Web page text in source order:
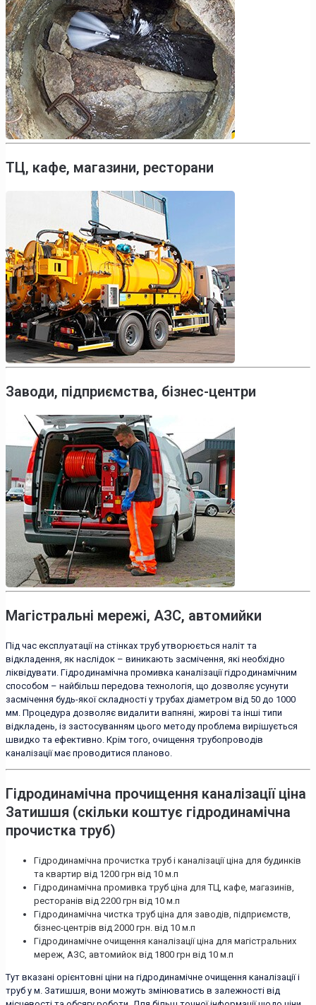
ТЦ, кафе, магазини, ресторани
Заводи, підприємства, бізнес-центри
Магістральні мережі, АЗС, автомийки
Під час експлуатації на стінках труб утворюється наліт та
відкладення, як наслідок – виникають засмічення, які необхідно
ліквідувати. Гідродинамічна промивка каналізації гідродинамічним
способом – найбільш передова технологія, що дозволяє усунути
засмічення будь-якої складності у трубах діаметром від 50 до 1000
мм. Процедура дозволяє видалити вапняні, жирові та інші типи
відкладень, із застосуванням цього методу проблема вирішується
швидко та ефективно. Крім того, очищення трубопроводів
каналізації має проводитися планово.
Гідродинамічна прочищення каналізації ціна
Затишшя (скільки коштує гідродинамічна
прочистка труб)
Гідродинамічна прочистка труб і каналізації ціна для будинків
та квартир від 1200 грн від 10 м.п
Гідродинамічна промивка труб ціна для ТЦ, кафе, магазинів,
ресторанів від 2200 грн від 10 м.п
Гідродинамічна чистка труб ціна для заводів, підприємств,
бізнес-центрів від 2000 грн. від 10 м.п
Гідродинамічне очищення каналізації ціна для магістральних
мереж, АЗС, автомийок від 1800 грн від 10 м.п
Тут вказані орієнтовні ціни на гідродинамічне очищення каналізації і
труб у м. Затишшя, вони можуть змінюватись в залежності від